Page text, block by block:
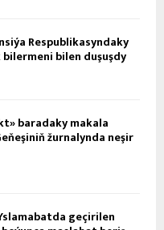
Respublikasyndaky
bilen duşuşdy
baradaky makala
žurnalynda neşir
geçirilen